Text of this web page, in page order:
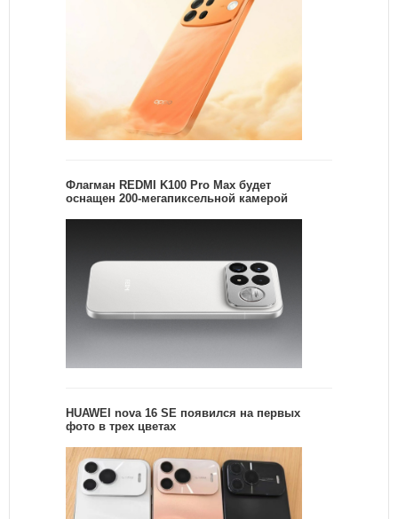
Флагман REDMI K100 Pro Max будет
оснащен 200-мегапиксельной камерой
HUAWEI nova 16 SE появился на первых
фото в трех цветах